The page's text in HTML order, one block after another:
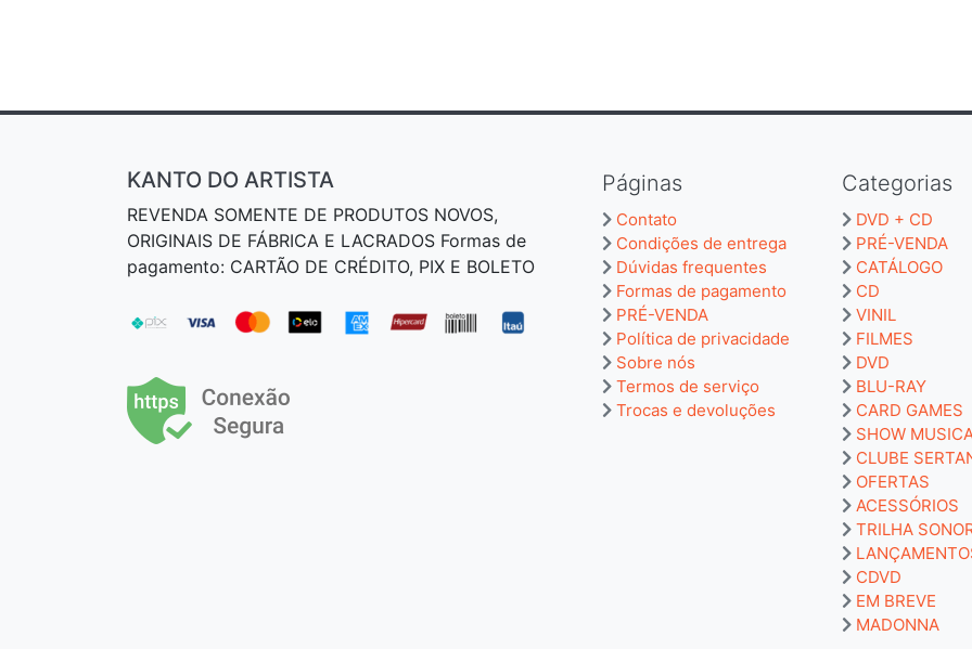
Páginas
Contato
Condições de entrega
Dúvidas frequentes
Formas de pagamento
PRÉ-VENDA
Política de privacidade
Sobre nós
Termos de serviço
Trocas e devoluções
Categorias
DVD + CD
PRÉ-VENDA
CATÁLOGO
CD
VINIL
FILMES
DVD
BLU-RAY
CARD GAMES
SHOW
CLUBE
OFERTAS
ACESSÓRIOS
TRILHA
CDVD
EM BREVE
MADONNA
KANTO DO ARTISTA
REVENDA SOMENTE DE PRODUTOS NOVOS,
ORIGINAIS DE FÁBRICA E LACRADOS Formas de
pagamento: CARTÃO DE CRÉDITO, PIX E BOLETO